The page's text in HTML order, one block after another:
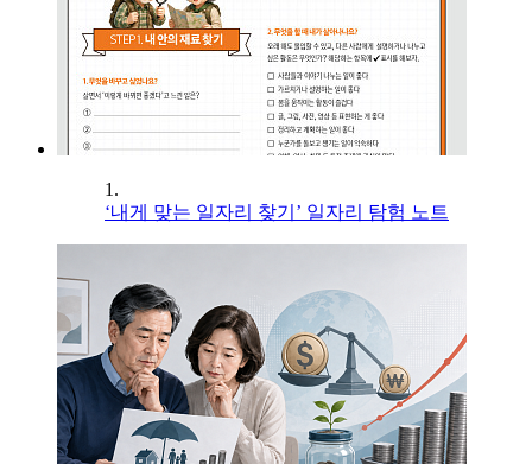
1.
‘내게 맞는 일자리 찾기’ 일자리 탐험 노트